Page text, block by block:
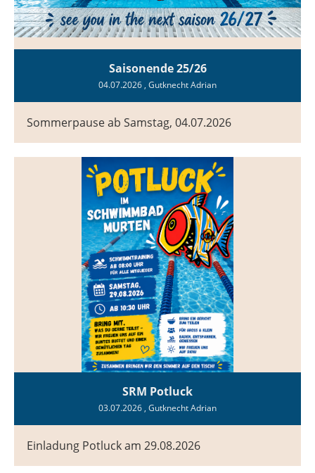
Saisonende 25/26
04.07.2026 , Gutknecht Adrian
Sommerpause ab Samstag, 04.07.2026
SRM Potluck
03.07.2026 , Gutknecht Adrian
Einladung Potluck am 29.08.2026